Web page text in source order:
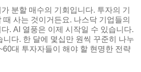
분할 매수의 기회입니다. 투자의 기
사는 것이거든요. 나스닥 기업들의
. AI 열풍은 이제 시작일 수 있습니다.
니다. 한 달에 몇십만 원씩 꾸준히 나누
대 투자자들이 해야 할 현명한 전략